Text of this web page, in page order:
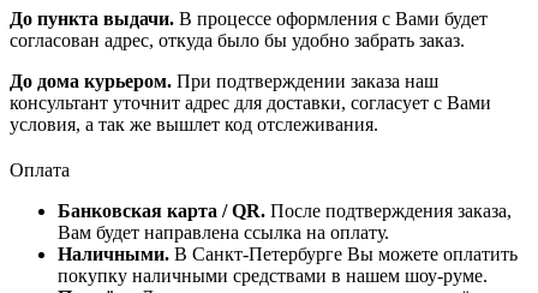
До пункта выдачи. В процессе оформления с Вами будет
согласован адрес, откуда было бы удобно забрать заказ.
До дома курьером. При подтверждении заказа наш
консультант уточнит адрес для доставки, согласует с Вами
условия, а так же вышлет код отслеживания.
Оплата
Банковская карта / QR. После подтверждения заказа,
Вам будет направлена ссылка на оплату.
Наличными. В Санкт-Петербурге Вы можете оплатить
покупку наличными средствами в нашем шоу-руме.